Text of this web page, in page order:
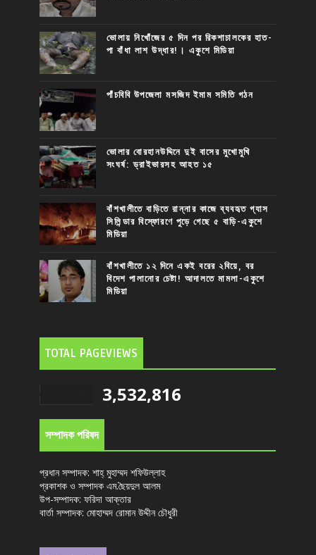
ভোলায় নিখোঁজের ৫ দিন পর রিকশাচালকের হাত-
পা বাঁধা লাশ উদ্ধার!। একুশে মিডিয়া
পাঁচবিবি উপজেলা মসজিদ ইমাম সমিতি গঠন
ভোলার বোরহানউদ্দিনে দুই বাসের মুখোমুখি
সংঘর্ষ: ড্রাইভারসহ আহত ১৫
বাঁশখালীতে বাড়িতে রান্নার কাজে ব্যবহৃত গ্যাস
সিলিন্ডার বিস্ফোরণে পুড়ে গেছে ৫ বাড়ি-একুশে
মিডিয়া
বাঁশখালীতে ১২ দিনে একই বরের ২বিয়ে, বর
বিদেশ পালানোর চেষ্টা! আদালতে মামলা-একুশে
মিডিয়া
TOTAL PAGEVIEWS
3,532,816
সম্পাদক পরিষদ
প্রধান সম্পাদক: শাহ্ মুহাম্মদ শফিউল্লাহ
প্রকাশক ও সম্পাদক এম.ছৈয়দুল আলম
উপ-সম্পাদক: ফরিদা আক্তার
বার্তা সম্পাদক: মোহাম্মদ রোমান উদ্দীন চৌধুরী